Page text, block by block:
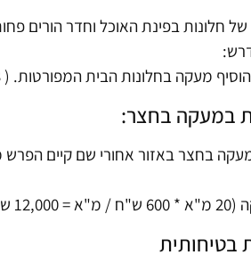
בחלונות הבית המפורטות. ( 3 מ"א * 250 ש"ח / מ"א = 750 ש"ח).
במעקה בחצר:
ש"ח ).
בטיחותית